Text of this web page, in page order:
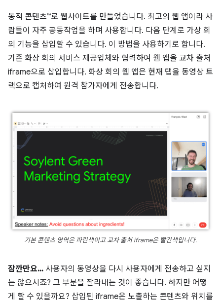
동적 콘텐츠™로 웹사이트를 만들었습니다. 최고의 웹 앱이라 사
람들이 자주 공동작업을 하며 사용합니다. 다음 단계로 가상 회
의 기능을 삽입할 수 있습니다. 이 방법을 사용하기로 합니다.
기존 화상 회의 서비스 제공업체와 협력하여 웹 앱을 교차 출처
iframe으로 삽입합니다. 화상 회의 웹 앱은 현재 탭을 동영상 트
랙으로 캡처하여 원격 참가자에게 전송합니다.
기본 콘텐츠 영역은 파란색이고 교차 출처 iframe은 빨간색입니다.
잠깐만요… 사용자의 동영상을 다시 사용자에게 전송하고 싶지
는 않으시죠? 그 부분을 잘라내는 것이 좋습니다. 하지만 어떻
게 할 수 있을까요? 삽입된 iframe은 노출하는 콘텐츠와 위치를